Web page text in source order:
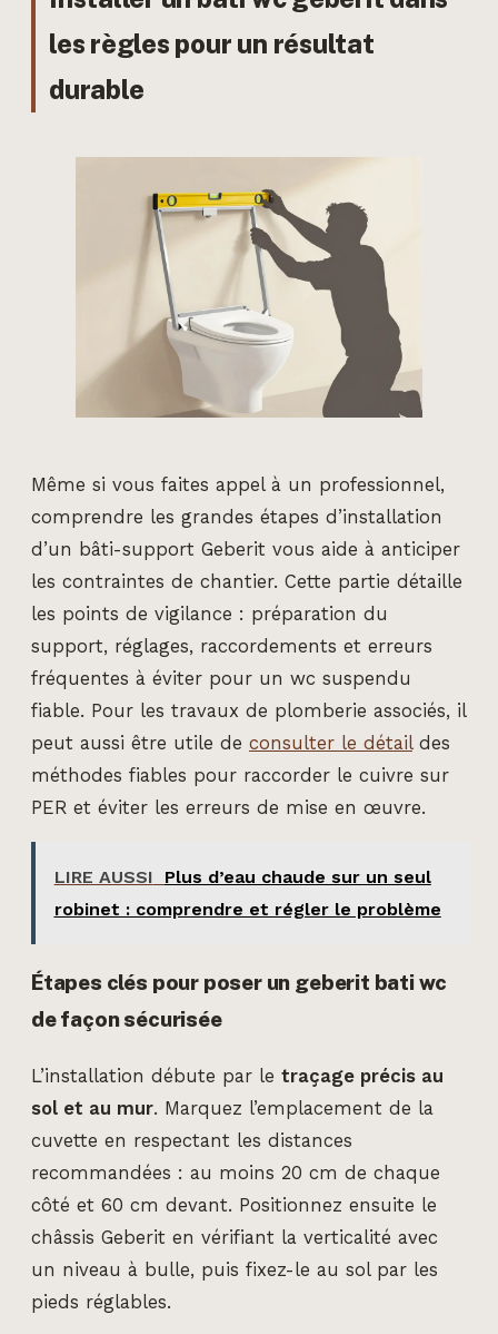
les règles pour un résultat
durable
Même si vous faites appel à un professionnel,
comprendre les grandes étapes d’installation
d’un bâti-support Geberit vous aide à anticiper
les contraintes de chantier. Cette partie détaille
les points de vigilance : préparation du
support, réglages, raccordements et erreurs
fréquentes à éviter pour un wc suspendu
fiable. Pour les travaux de plomberie associés, il
peut aussi être utile de consulter le détaildes
méthodes fiables pour raccorder le cuivre sur
PER et éviter les erreurs de mise en œuvre.
LIRE AUSSI
Plus d’eau chaude sur un seul
robinet : comprendre et régler le problème
Étapes clés pour poser un geberit bati wc
de façon sécurisée
L’installation débute par le traçage précis au
sol et au mur. Marquez l’emplacement de la
cuvette en respectant les distances
recommandées : au moins 20 cm de chaque
côté et 60 cm devant. Positionnez ensuite le
châssis Geberit en vérifiant la verticalité avec
un niveau à bulle, puis fixez-le au sol par les
pieds réglables.